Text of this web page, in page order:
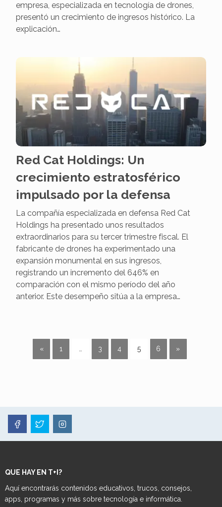
empresa, especializada en tecnología de drones,
presentó un crecimiento de ingresos histórico. La
explicación…
Red Cat Holdings: Un
crecimiento estratosférico
impulsado por la defensa
La compañía especializada en defensa Red Cat
Holdings ha presentado unos resultados
extraordinarios para su tercer trimestre fiscal. El
fabricante de drones ha experimentado una
expansión monumental en sus ingresos,
registrando un incremento del 646% en
comparación con el mismo período del año
anterior. Este desempeño sitúa a la empresa…
« 1 3 4 5 6 »
QUE HAY EN T+I?
Aquí encontrarás contenidos educativos, trucos, consejos,
apps, programas y más sobre tecnología e informática.